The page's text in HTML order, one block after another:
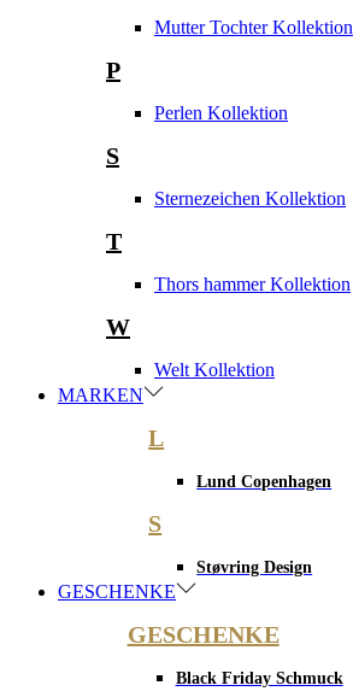
Mutter Tochter Kollektion
P
Perlen Kollektion
S
Sternezeichen Kollektion
T
Thors hammer Kollektion
W
Welt Kollektion
MARKEN
L
Lund Copenhagen
S
Støvring Design
GESCHENKE
GESCHENKE
Black Friday Schmuck